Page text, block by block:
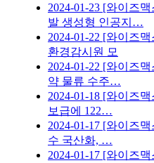
2024-01-23 [와이즈맥
발 생성형 인공지…
2024-01-22 [와이즈맥
환경감시원 모
2024-01-22 [와이즈맥
약 물류 수주…
2024-01-18 [와이즈맥
보급에 122…
2024-01-17 [와이즈맥
수 국산화, …
2024-01-17 [와이즈맥